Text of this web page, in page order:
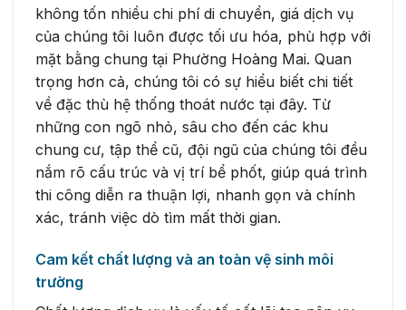
không tốn nhiều chi phí di chuyển, giá dịch vụ
của chúng tôi luôn được tối ưu hóa, phù hợp với
mặt bằng chung tại Phường Hoàng Mai. Quan
trọng hơn cả, chúng tôi có sự hiểu biết chi tiết
về đặc thù hệ thống thoát nước tại đây. Từ
những con ngõ nhỏ, sâu cho đến các khu
chung cư, tập thể cũ, đội ngũ của chúng tôi đều
nắm rõ cấu trúc và vị trí bể phốt, giúp quá trình
thi công diễn ra thuận lợi, nhanh gọn và chính
xác, tránh việc dò tìm mất thời gian.
Cam kết chất lượng và an toàn vệ sinh môi
trường